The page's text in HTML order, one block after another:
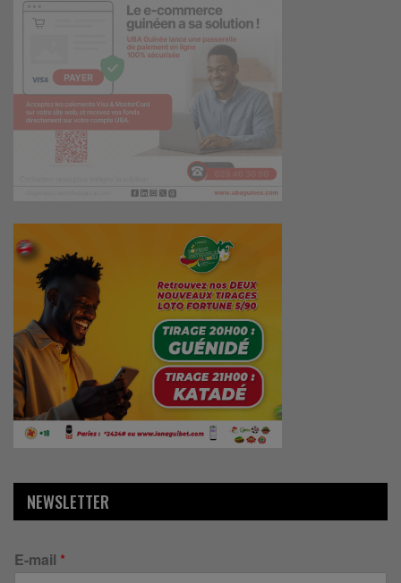
NEWSLETTER
E-mail *